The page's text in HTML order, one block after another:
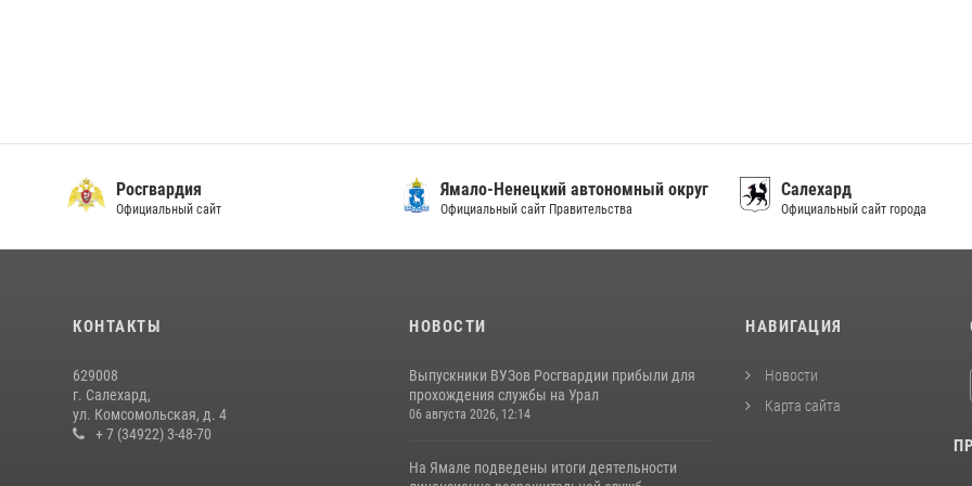
Росгвардия
Официальный сайт
Ямало-Ненецкий автономный округ
Официальный сайт Правительства
Салехард
Официальный сайт города
КОНТАКТЫ
629008
г. Салехард,
ул. Комсомольская, д. 4
+ 7 (34922) 3-48-70
НОВОСТИ
Выпускники ВУЗов Росгвардии прибыли для
прохождения службы на Урал
06 августа 2026, 12:14
На Ямале подведены итоги деятельности
НАВИГАЦИЯ
Новости
Карта сайта